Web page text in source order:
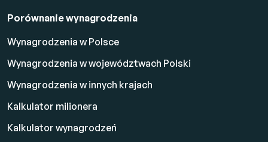
Porównanie wynagrodzenia
Wynagrodzenia w Polsce
Wynagrodzenia w województwach Polski
Wynagrodzenia w innych krajach
Kalkulator milionera
Kalkulator wynagrodzeń